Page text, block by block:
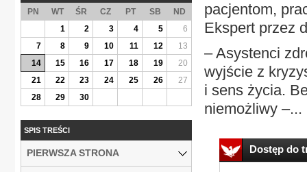
pacjentom,
Ekspert przez
– Asystenci
wyjście z
i sens życia.
niemożliwy –...
Dostęp do
PN WT ŚR CZ PT SB
ND
1
2 3 4 5
6
7
8 9 10 11 12
13
14
15 16 17 18 19
20
21
22 23 24 25 26
27
28
29 30
SPIS TREŚCI
PIERWSZA STRONA